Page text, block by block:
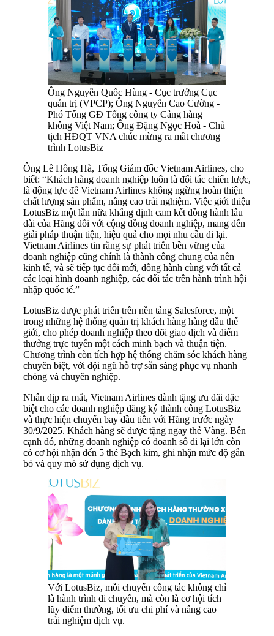
Ông Nguyễn Quốc Hùng - Cục trưởng Cục
quản trị (VPCP); Ông Nguyễn Cao Cường -
Phó Tổng GĐ Tổng công ty Cảng hàng
không Việt Nam; Ông Đặng Ngọc Hoà - Chủ
tịch HĐQT VNA chúc mừng ra mắt chương
trình LotusBiz
Ông Lê Hồng Hà, Tổng Giám đốc Vietnam Airlines, cho
biết: “Khách hàng doanh nghiệp luôn là đối tác chiến lược,
là động lực để Vietnam Airlines không ngừng hoàn thiện
chất lượng sản phẩm, nâng cao trải nghiệm. Việc giới thiệu
LotusBiz một lần nữa khẳng định cam kết đồng hành lâu
dài của Hãng đối với cộng đồng doanh nghiệp, mang đến
giải pháp thuận tiện, hiệu quả cho mọi nhu cầu đi lại.
Vietnam Airlines tin rằng sự phát triển bền vững của
doanh nghiệp cũng chính là thành công chung của nền
kinh tế, và sẽ tiếp tục đổi mới, đồng hành cùng với tất cả
các loại hình doanh nghiệp, các đối tác trên hành trình hội
nhập quốc tế.”
LotusBiz được phát triển trên nền tảng Salesforce, một
trong những hệ thống quản trị khách hàng hàng đầu thế
giới, cho phép doanh nghiệp theo dõi giao dịch và điểm
thưởng trực tuyến một cách minh bạch và thuận tiện.
Chương trình còn tích hợp hệ thống chăm sóc khách hàng
chuyên biệt, với đội ngũ hỗ trợ sẵn sàng phục vụ nhanh
chóng và chuyên nghiệp.
Nhân dịp ra mắt, Vietnam Airlines dành tặng ưu đãi đặc
biệt cho các doanh nghiệp đăng ký thành công LotusBiz
và thực hiện chuyến bay đầu tiên với Hãng trước ngày
30/9/2025. Khách hàng sẽ được tặng ngay thẻ Vàng. Bên
cạnh đó, những doanh nghiệp có doanh số đi lại lớn còn
có cơ hội nhận đến 5 thẻ Bạch kim, ghi nhận mức độ gắn
bó và quy mô sử dụng dịch vụ.
Với LotusBiz, mỗi chuyến công tác không chỉ
là hành trình di chuyển, mà còn là cơ hội tích
lũy điểm thưởng, tối ưu chi phí và nâng cao
trải nghiệm dịch vụ.